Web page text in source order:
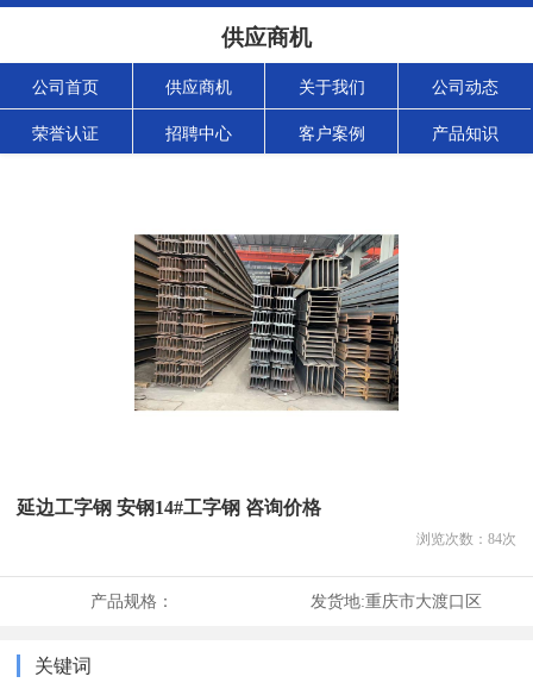
供应商机
公司首页 供应商机 关于我们 公司动态
荣誉认证 招聘中心 客户案例 产品知识
延边工字钢 安钢14#工字钢 咨询价格
浏览次数： 84次
产品规格： 发货地:重庆市大渡口区
关键词